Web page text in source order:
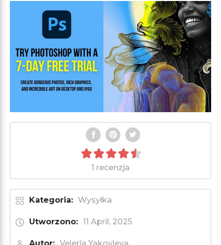
1 recenzja
Kategoria: Wysyłka
Utworzono: 11 April, 2025